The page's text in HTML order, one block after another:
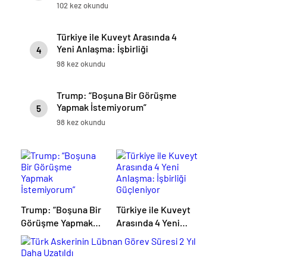
102 kez okundu
4
Türkiye ile Kuveyt Arasında 4
Yeni Anlaşma: İşbirliği
Güçleniyor
98 kez okundu
5
Trump: “Boşuna Bir Görüşme
Yapmak İstemiyorum”
98 kez okundu
Trump: “Boşuna Bir
Görüşme Yapmak
İstemiyorum”
Türkiye ile Kuveyt
Arasında 4 Yeni
Anlaşma: İşbirliği
Güçleniyor